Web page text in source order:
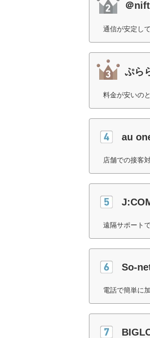
＠
通信が安定し
ぷら
料金が安いの
au
店舗での接客
遠隔サポート
So-
電話で簡単に